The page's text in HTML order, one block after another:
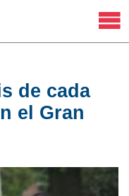
de cada
el Gran